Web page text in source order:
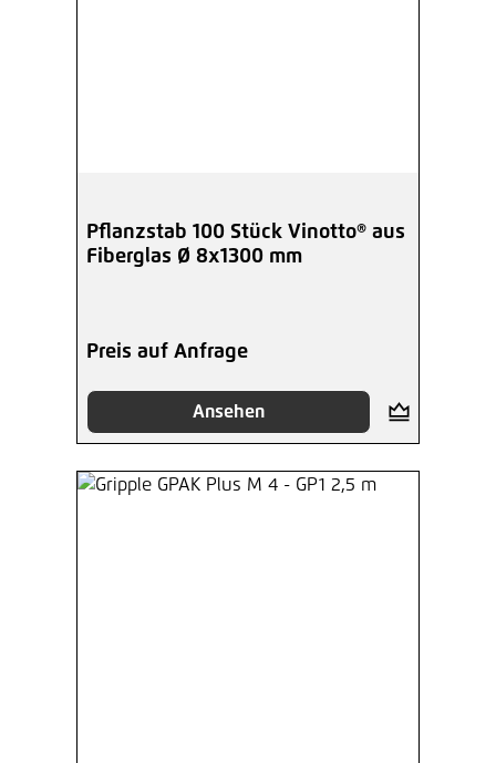
Pflanzstab 100 Stück Vinotto® aus
Fiberglas Ø 8x1300 mm
Preis auf Anfrage
Ansehen